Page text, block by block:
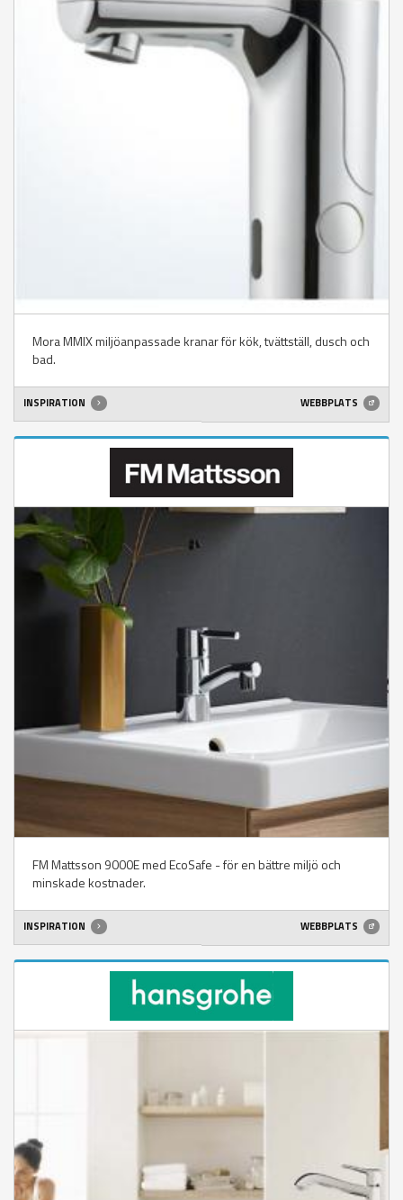
Mora MMIX miljöanpassade kranar för kök, tvättställ, dusch och
bad.
INSPIRATION WEBBPLATS
FM Mattsson 9000E med EcoSafe - för en bättre miljö och
minskade kostnader.
INSPIRATION WEBBPLATS